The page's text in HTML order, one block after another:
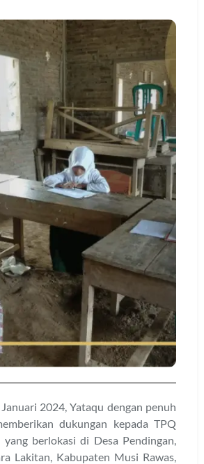
2024, Yataqu dengan penuh
dukungan kepada TPQ
yang berlokasi di Desa Pendingan,
Lakitan, Kabupaten Musi Rawas,